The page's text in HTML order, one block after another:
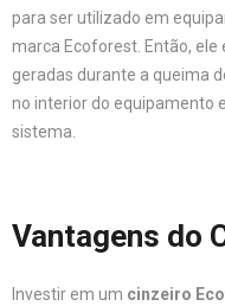
para ser utilizado em
marca Ecoforest. Então, ele
geradas durante a queima
no interior do equipamento
sistema.
Vantagens do
Investir em um cinzeiro